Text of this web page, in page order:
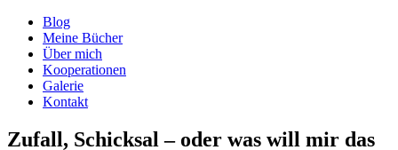
Blog
Meine Bücher
Über mich
Kooperationen
Galerie
Kontakt
Zufall, Schicksal – oder was will mir das